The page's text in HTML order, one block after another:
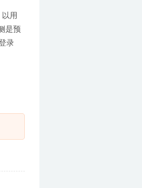
用
是预
录